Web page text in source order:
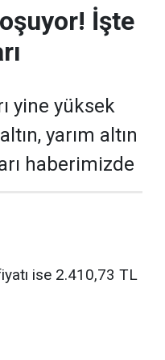
İşte
yine yüksek
yarım altın
haberimizde
ise 2.410,73 TL